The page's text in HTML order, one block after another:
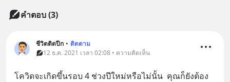
คำตอบ (3)
ชีวิตติดปีก • ติดตาม
12 ธ.ค. 2021 เวลา 02:08 • ความคิดเห็น
โควิดจะเกิดขึ้นรอบ 4 ช่วงปีใหม่หรือไม่นั้น  คุณก็ยังต้อง